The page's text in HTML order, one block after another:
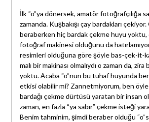
İlk “o”ya dönersek, amatör fotoğrafçılığa
zamanda. Kuşbakışı çay bardakları
beraberken hiç bardak çekme huyu
fotoğraf makinesi olduğunu da
resimleri olduğuna göre şöyle bas-çek-it-
malı bir makinası olmalıydı o zaman da,
yoktu. Acaba “o”nun bu tuhaf huyunda
etkisi olabilir mi? Zannetmiyorum, ben
bardağı çekme dürtüsü yaratan bir insan
zaman, en fazla “ya sabır” çekme isteği
Benim tahminim, şimdi beraber olduğu